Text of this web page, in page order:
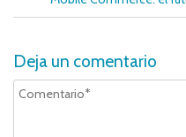
Deja un comentario